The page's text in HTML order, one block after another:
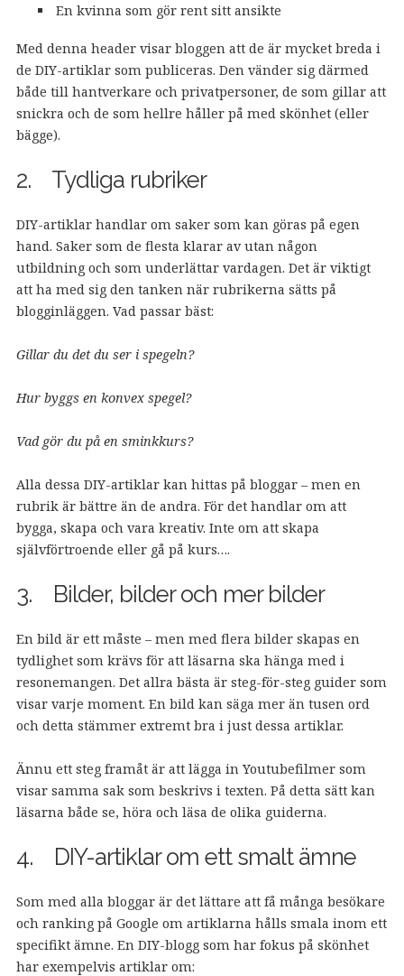
En kvinna som gör rent sitt ansikte
Med denna header visar bloggen att de är mycket breda i
de DIY-artiklar som publiceras. Den vänder sig därmed
både till hantverkare och privatpersoner, de som gillar att
snickra och de som hellre håller på med skönhet (eller
bägge).
2. Tydliga rubriker
DIY-artiklar handlar om saker som kan göras på egen
hand. Saker som de flesta klarar av utan någon
utbildning och som underlättar vardagen. Det är viktigt
att ha med sig den tanken när rubrikerna sätts på
blogginläggen. Vad passar bäst:
Gillar du det du ser i spegeln?
Hur byggs en konvex spegel?
Vad gör du på en sminkkurs?
Alla dessa DIY-artiklar kan hittas på bloggar – men en
rubrik är bättre än de andra. För det handlar om att
bygga, skapa och vara kreativ. Inte om att skapa
självförtroende eller gå på kurs….
3. Bilder, bilder och mer bilder
En bild är ett måste – men med flera bilder skapas en
tydlighet som krävs för att läsarna ska hänga med i
resonemangen. Det allra bästa är steg-för-steg guider som
visar varje moment. En bild kan säga mer än tusen ord
och detta stämmer extremt bra i just dessa artiklar.
Ännu ett steg framåt är att lägga in Youtubefilmer som
visar samma sak som beskrivs i texten. På detta sätt kan
läsarna både se, höra och läsa de olika guiderna.
4. DIY-artiklar om ett smalt ämne
Som med alla bloggar är det lättare att få många besökare
och ranking på Google om artiklarna hålls smala inom ett
specifikt ämne. En DIY-blogg som har fokus på skönhet
har exempelvis artiklar om: